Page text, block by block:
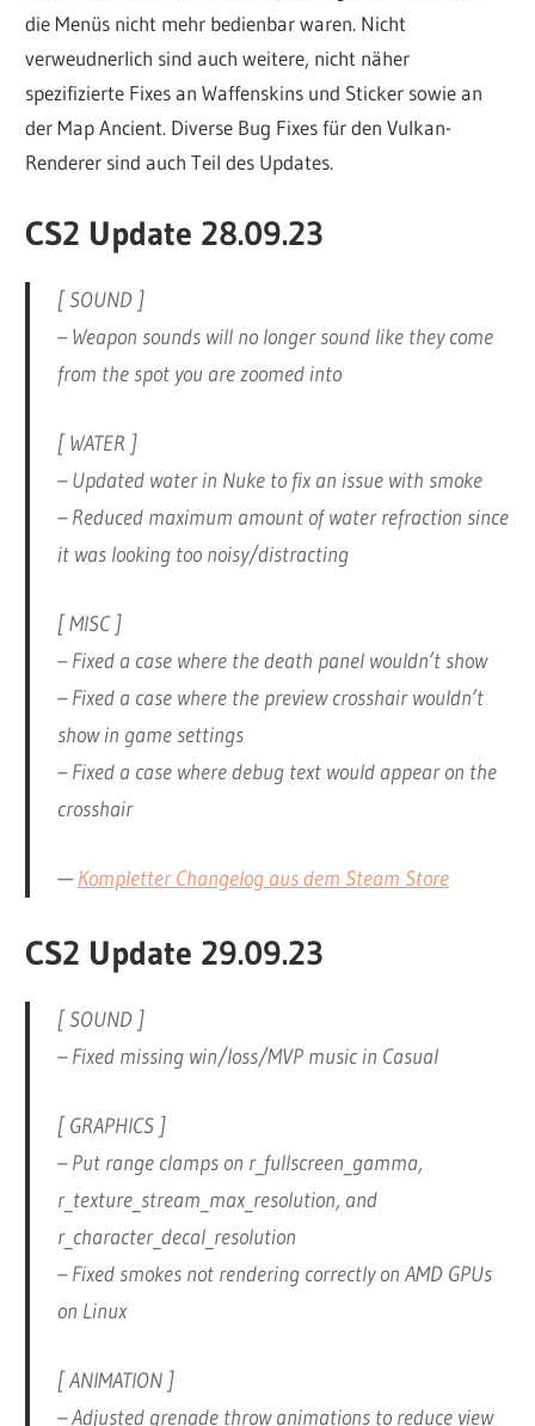
die Menüs nicht mehr bedienbar waren. Nicht
verweudnerlich sind auch weitere, nicht näher
spezifizierte Fixes an Waffenskins und Sticker sowie an
der Map Ancient. Diverse Bug Fixes für den Vulkan-
Renderer sind auch Teil des Updates.
CS2 Update 28.09.23
[ SOUND ]
– Weapon sounds will no longer sound like they come
from the spot you are zoomed into
[ WATER ]
– Updated water in Nuke to fix an issue with smoke
– Reduced maximum amount of water refraction since
it was looking too noisy/distracting
[ MISC ]
– Fixed a case where the death panel wouldn’t show
– Fixed a case where the preview crosshair wouldn’t
show in game settings
– Fixed a case where debug text would appear on the
crosshair
—Kompletter Changelog aus dem Steam Store
CS2 Update 29.09.23
[ SOUND ]
– Fixed missing win/loss/MVP music in Casual
[ GRAPHICS ]
– Put range clamps on r_fullscreen_gamma,
r_texture_stream_max_resolution, and
r_character_decal_resolution
– Fixed smokes not rendering correctly on AMD GPUs
on Linux
[ ANIMATION ]
– Adjusted grenade throw animations to reduce view